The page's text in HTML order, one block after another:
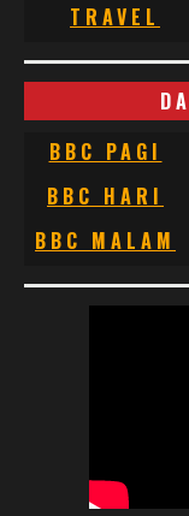
TRAVEL
BBC PAGI
BBC HARI
BBC MALAM